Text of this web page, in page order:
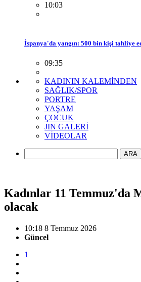
10:03
İspanya'da yangın: 500 bin kişi tahliye
09:35
KADININ KALEMİNDEN
SAĞLIK/SPOR
PORTRE
YAŞAM
ÇOCUK
JIN GALERİ
VİDEOLAR
ARA
Kadınlar 11 Temmuz'da
olacak
10:18 8 Temmuz 2026
Güncel
1